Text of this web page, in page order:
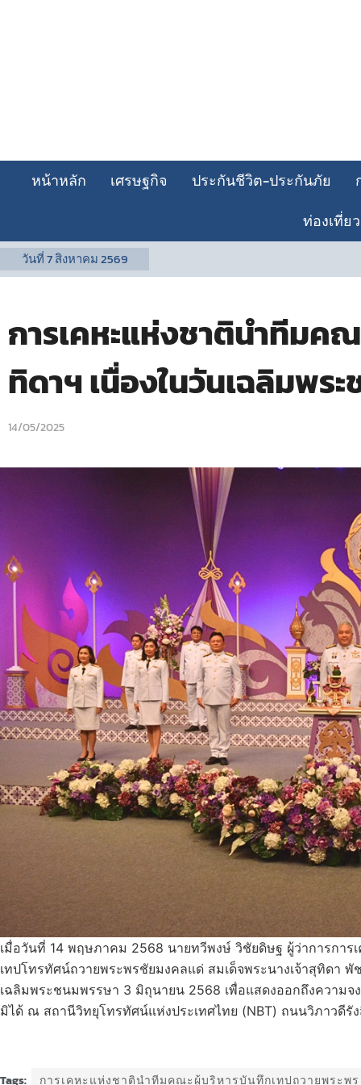
หน้าหลัก เศรษฐกิจ ประกันชีวิต-ประกันภัย
ท่องเที่ยว
วันที่7 สิงหาคม 2569
การเคหะแห่งชาตินำทีมค
ทิดาฯ เนื่องในวันเฉลิมพร
14/05/2025
เมื่อวันที่ 14 พฤษภาคม 2568 นายทวีพงษ์ วิชัยดิษฐ ผู้ว่าการกา
เทปโทรทัศน์ถวายพระพรชัยมงคลแด่ สมเด็จพระนางเจ้าสุทิดา
เฉลิมพระชนมพรรษา 3 มิถุนายน 2568 เพื่อแสดงออกถึงควา
มิได้ ณ สถานีวิทยุโทรทัศน์แห่งประเทศไทย (NBT) ถนนวิภาวดีรั
Tags: การเคหะแห่งชาตินำทีมคณะผู้บริหารบันทึกเทปถวายพระพร